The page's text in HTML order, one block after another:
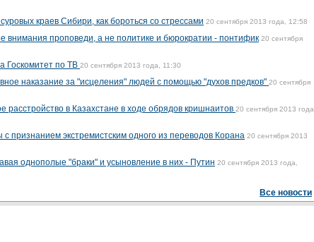
краев Сибири, как бороться со стрессами 20 сентября 2013 года, 12:58
внимания проповеди, а не политике и бюрократии - понтифик 20 сентября
Госкомитет по ТВ 20 сентября 2013 года, 11:30
наказание за "исцеления" людей с помощью "духов предков" 20 сентября
расстройство в Казахстане в ходе обрядов кришнаитов 20 сентября 2013 года,
признанием экстремистским одного из переводов Корана 20 сентября 2013
однополые "браки" и усыновление в них - Путин 20 сентября 2013 года,
Все новости